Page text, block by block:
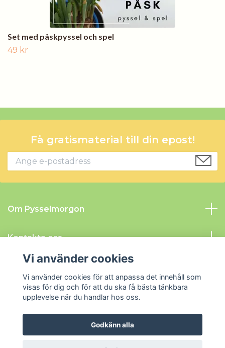
Set med påskpyssel och spel
49 kr
Få gratismaterial till din epost!
Om Pysselmorgon
Kontakta oss
Information
Sociala medier
Vi använder cookies
Vi använder cookies för att anpassa det innehåll som
visas för dig och för att du ska få bästa tänkbara
upplevelse när du handlar hos oss.
Godkänn alla